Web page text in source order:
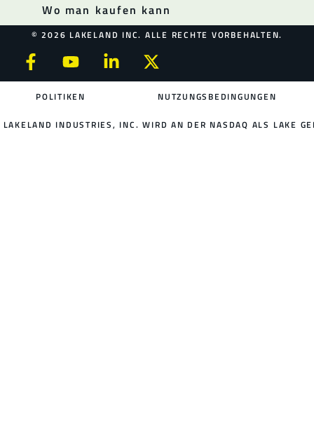
Wo man kaufen kann
© 2026 LAKELAND INC. ALLE RECHTE VORBEHALTEN.
POLITIKEN NUTZUNGSBEDINGUNGEN
LAKELAND INDUSTRIES, INC. WIRD AN DER NASDAQ ALS LAKE